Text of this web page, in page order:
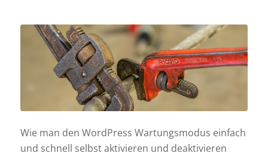
Wie man den WordPress Wartungsmodus einfach
und schnell selbst aktivieren und deaktivieren